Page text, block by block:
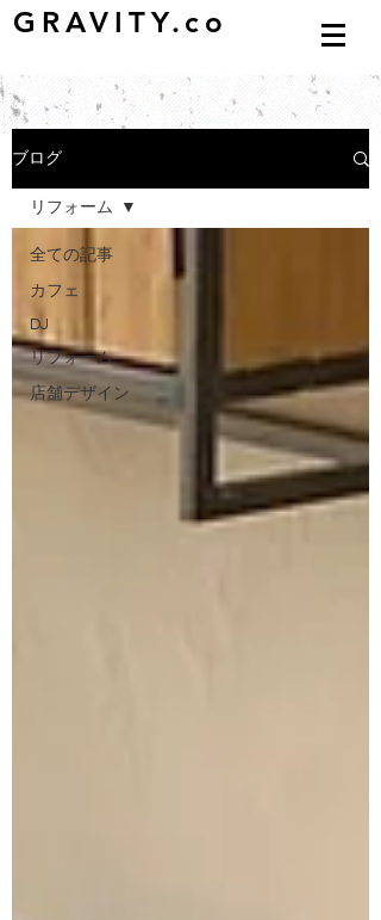
GRAVITY.co
ブログ
全ての記事
カフェ
DJ
リフォーム
店舗デザイン
リフォーム